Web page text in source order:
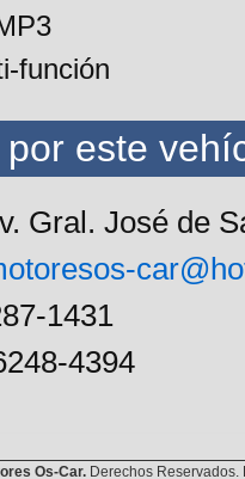
función
este
Gral. José de
1431
4394
Os-Car. Derechos